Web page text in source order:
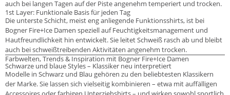
auch bei langen Tagen auf der Piste angenehm temperiert und trocken.
1st Layer: Funktionale Basis für jeden Tag
Die unterste Schicht, meist eng anliegende Funktionsshirts, ist bei
Bogner Fire+Ice Damen speziell auf Feuchtigkeitsmanagement und
Hautfreundlichkeit hin entwickelt. Sie leitet Schweiß rasch ab und bleibt
auch bei schweißtreibenden Aktivitäten angenehm trocken.
Farbwelten, Trends & Inspiration mit Bogner Fire+Ice Damen
Schwarze und blaue Styles – Klassiker neu interpretiert
Modelle in Schwarz und Blau gehören zu den beliebtesten Klassikern
der Marke. Sie lassen sich vielseitig kombinieren – etwa mit auffälligen